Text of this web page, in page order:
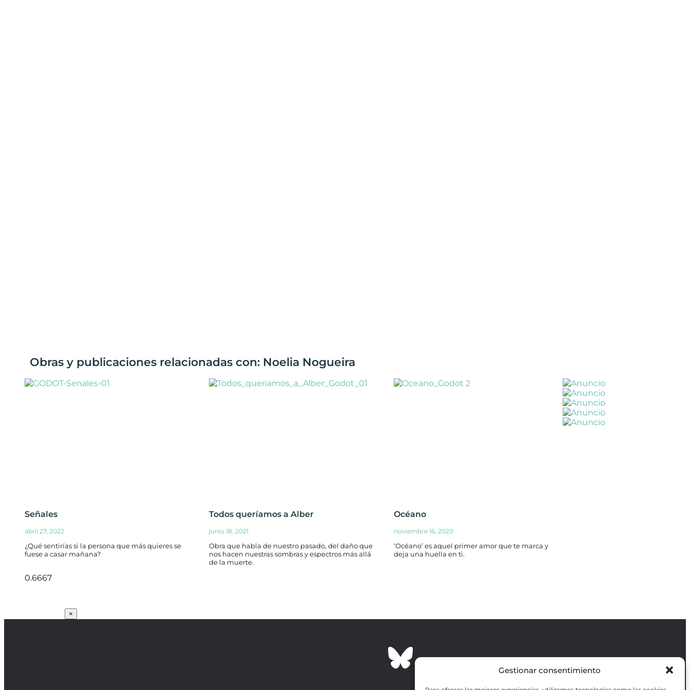
Gestionar consentimiento
Obras y publicaciones relacionadas con: Noelia Nogueira
Señales
abril 27, 2022
¿Qué sentirías si la persona que más quieres se
fuese a casar mañana?
Todos queríamos a Alber
junio 18, 2021
Obra que habla de nuestro pasado, del daño que
nos hacen nuestras sombras y espectros más allá
de la muerte.
Océano
noviembre 16, 2020
‘Océano’ es aquel primer amor que te marca y
deja una huella en ti.
×
Revista GODOT
es una revista